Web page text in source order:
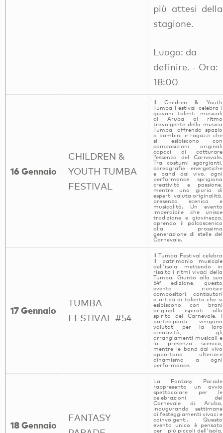
più attesi della
stagione.
Luogo: da
definire. - Ora:
18:00
16 Gennaio
CHILDREN &
YOUTH TUMBA
FESTIVAL
Il Children & Youth
Tumba Festival celebra i
giovani talenti musicali
di Aruba al ritmo
travolgente della musica
Tumba, offrendo spazio
a bambini e ragazzi che
si esibiscono con
composizioni originali
capaci di catturare
l’essenza del Carnevale.
Tra costumi sgargianti,
coreografie energetiche
e band dal vivo, ogni
performance sprigiona
creatività e passione,
mentre una giuria di
esperti valuta originalità,
presenza scenica e
musicalità. Un evento
imperdibile che unisce
tradizione e giovinezza,
aprendo il palcoscenico
alla prossima
generazione di stelle del
Carnevale.
17 Gennaio
TUMBA
FESTIVAL #54
Il Tumba Festival celebra
il patrimonio musicale
dell'isola mettendo in
risalto i ritmi vivaci della
Tumba. Giunto alla sua
54ª edizione, questo
evento riunisce
compositori, cantautori
e artisti di talento che si
esibiscono con brani
originali ispirati allo
spirito del Carnevale. I
partecipanti vengono
valutati per la loro
creatività, gli
arrangiamenti musicali e
la presenza scenica,
mentre le band dal vivo
apportano ulteriore
dinamismo a ogni
performance.
18 Gennaio
FANTASY
La Fantasy Parade
rappresenta un avvio
spettacolare per le
celebrazioni del
Carnevale di Aruba,
inaugurando settimane
di festeggiamenti vivaci e
coinvolgenti. Questo
evento unico è pensato
per i più piccoli dell'isola,